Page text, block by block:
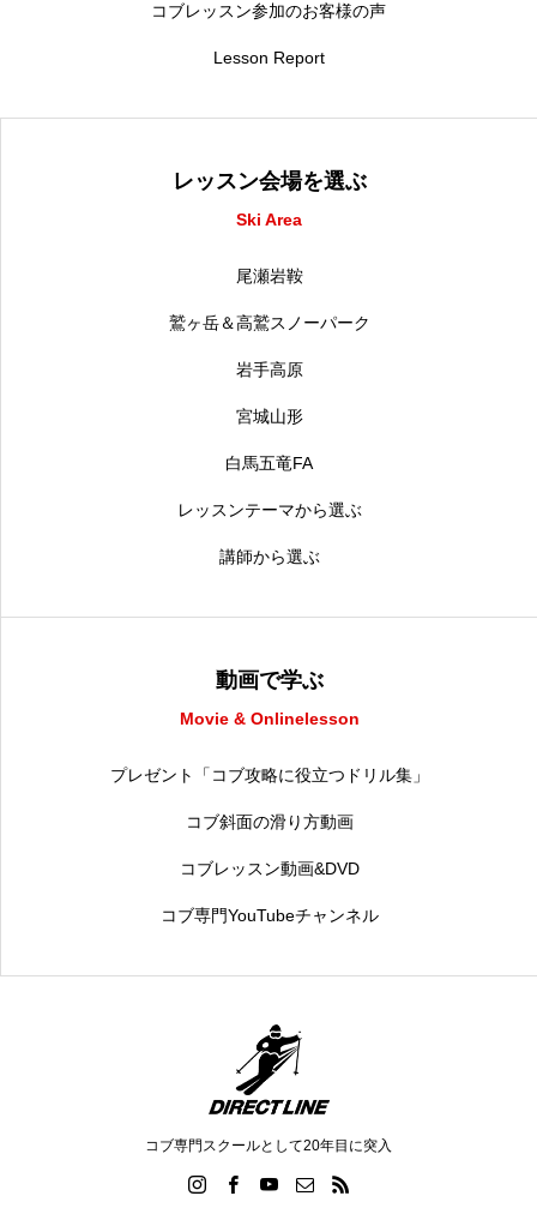
コブレッスン参加のお客様の声
Lesson Report
レッスン会場を選ぶ
Ski Area
尾瀬岩鞍
鷲ヶ岳＆高鷲スノーパーク
岩手高原
宮城山形
白馬五竜FA
レッスンテーマから選ぶ
講師から選ぶ
動画で学ぶ
Movie & Onlinelesson
プレゼント「コブ攻略に役立つドリル集」
コブ斜面の滑り方動画
コブレッスン動画&DVD
コブ専門YouTubeチャンネル
コブ専門スクールとして20年目に突入